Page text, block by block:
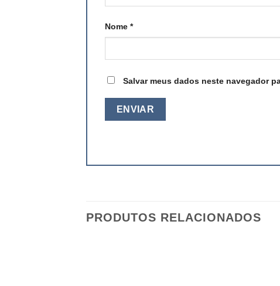
Nome *
Salvar meus dados neste navegador
PRODUTOS RELACIONADOS